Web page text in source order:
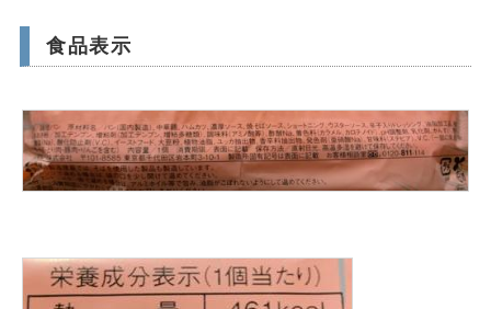
食品表示